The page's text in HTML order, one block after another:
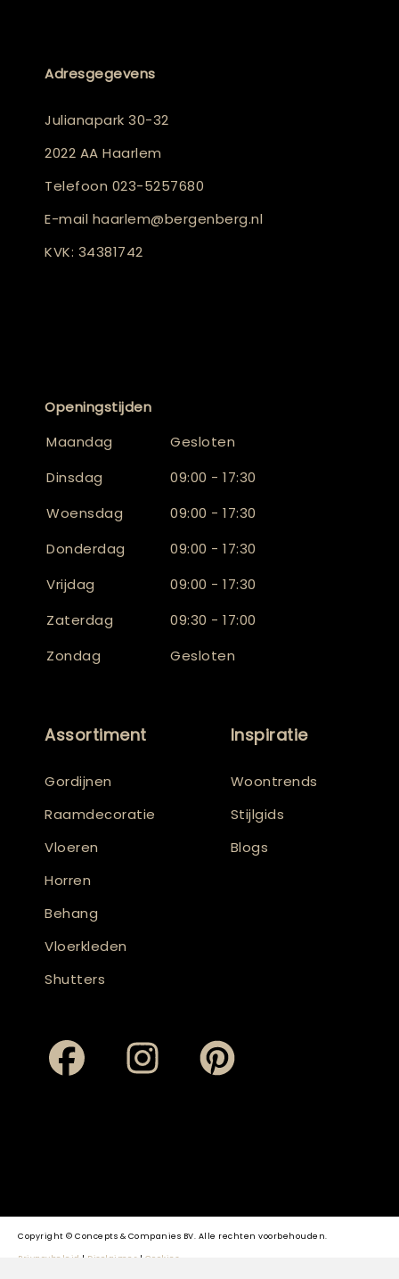
Adresgegevens
Julianapark 30-32
2022 AA Haarlem
Telefoon 023-5257680
E-mail haarlem@bergenberg.nl
KVK: 34381742
Openingstijden
Maandag
Gesloten
Dinsdag
09:00 - 17:30
Woensdag
09:00 - 17:30
Donderdag
09:00 - 17:30
Vrijdag
09:00 - 17:30
Zaterdag
09:30 - 17:00
Zondag
Gesloten
Assortiment
Gordijnen
Raamdecoratie
Vloeren
Horren
Behang
Vloerkleden
Shutters
Inspiratie
Woontrends
Stijlgids
Blogs
Copyright © Concepts & Companies BV. Alle rechten voorbehouden.
Privacybeleid | Disclaimer | Cookies